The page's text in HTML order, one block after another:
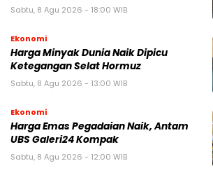
Sabtu, 8 Agu 2026 - 18:00 WIB
Ekonomi
Harga Minyak Dunia Naik Dipicu
Ketegangan Selat Hormuz
Sabtu, 8 Agu 2026 - 13:00 WIB
Ekonomi
Harga Emas Pegadaian Naik, Antam
UBS Galeri24 Kompak
Sabtu, 8 Agu 2026 - 12:00 WIB